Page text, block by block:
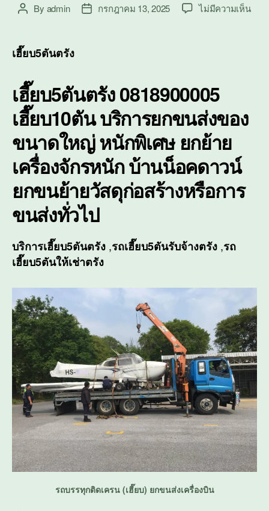
PostBy admin
Postกรกฎาคม 13, 2025 ไม่มีความเห็นบน
เฮี๊ยบ5ตันตรัง
เฮี๊ยบ5ตันตรัง 0818900005
เฮี๊ยบ10ตัน บริการยกขนส่งของ
ขนาดใหญ่ หนักพิเศษ ยกย้าย
เครื่องจักรหนัก บ้านน็อคดาวน์
ยกขนย้ายวัสดุก่อสร้างหรือการ
ขนส่งทั่วไป
บริการเฮี๊ยบ5ตันตรัง ,รถเฮี๊ยบ5ตันรับจ้างตรัง ,รถ
เฮี๊ยบ5ตันให้เช่าตรัง
รถบรรทุกติดเครน (เฮี๊ยบ) ยกขนส่งเครื่องบิน